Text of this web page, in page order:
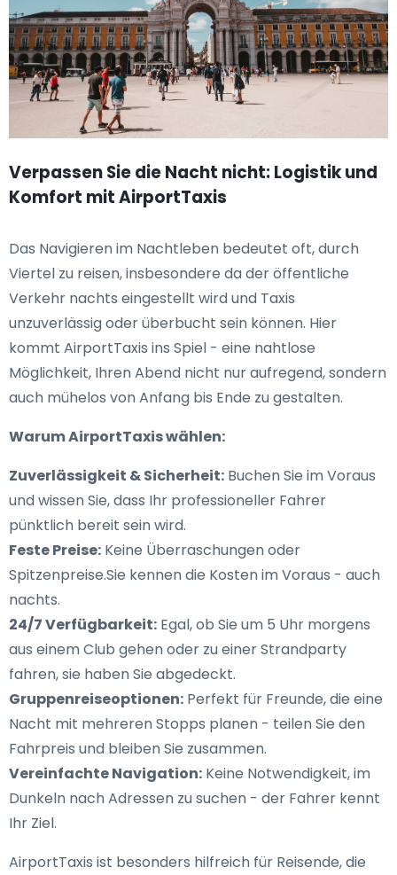
Verpassen Sie die Nacht nicht: Logistik und
Komfort mit AirportTaxis
Das Navigieren im Nachtleben bedeutet oft, durch
Viertel zu reisen, insbesondere da der öffentliche
Verkehr nachts eingestellt wird und Taxis
unzuverlässig oder überbucht sein können. Hier
kommt AirportTaxis ins Spiel - eine nahtlose
Möglichkeit, Ihren Abend nicht nur aufregend, sondern
auch mühelos von Anfang bis Ende zu gestalten.
Warum AirportTaxis wählen:
Zuverlässigkeit & Sicherheit: Buchen Sie im Voraus
und wissen Sie, dass Ihr professioneller Fahrer
pünktlich bereit sein wird.
Feste Preise: Keine Überraschungen oder
Spitzenpreise.Sie kennen die Kosten im Voraus - auch
nachts.
24/7 Verfügbarkeit: Egal, ob Sie um 5 Uhr morgens
aus einem Club gehen oder zu einer Strandparty
fahren, sie haben Sie abgedeckt.
Gruppenreiseoptionen: Perfekt für Freunde, die eine
Nacht mit mehreren Stopps planen - teilen Sie den
Fahrpreis und bleiben Sie zusammen.
Vereinfachte Navigation: Keine Notwendigkeit, im
Dunkeln nach Adressen zu suchen - der Fahrer kennt
Ihr Ziel.
AirportTaxis ist besonders hilfreich für Reisende, die